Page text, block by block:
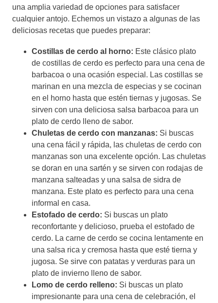
una amplia variedad de opciones para satisfacer
cualquier antojo. Echemos un vistazo a algunas de las
deliciosas recetas que puedes preparar:
Costillas de cerdo al horno: Este clásico plato
de costillas de cerdo es perfecto para una cena de
barbacoa o una ocasión especial. Las costillas se
marinan en una mezcla de especias y se cocinan
en el horno hasta que estén tiernas y jugosas. Se
sirven con una deliciosa salsa barbacoa para un
plato de cerdo lleno de sabor.
Chuletas de cerdo con manzanas: Si buscas
una cena fácil y rápida, las chuletas de cerdo con
manzanas son una excelente opción. Las chuletas
se doran en una sartén y se sirven con rodajas de
manzana salteadas y una salsa de sidra de
manzana. Este plato es perfecto para una cena
informal en casa.
Estofado de cerdo: Si buscas un plato
reconfortante y delicioso, prueba el estofado de
cerdo. La carne de cerdo se cocina lentamente en
una salsa rica y cremosa hasta que esté tierna y
jugosa. Se sirve con patatas y verduras para un
plato de invierno lleno de sabor.
Lomo de cerdo relleno: Si buscas un plato
impresionante para una cena de celebración, el